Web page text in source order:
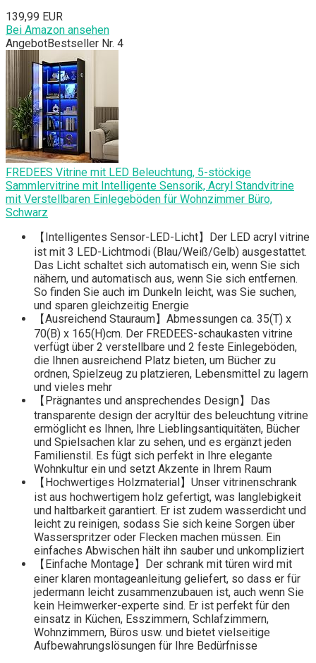
139,99 EUR
Bei Amazon ansehen
AngebotBestseller Nr. 4
FREDEES Vitrine mit LED Beleuchtung, 5-stöckige
Sammlervitrine mit Intelligente Sensorik, Acryl Standvitrine
mit Verstellbaren Einlegeböden für Wohnzimmer Büro,
Schwarz
【Intelligentes Sensor-LED-Licht】Der LED acryl vitrine
ist mit 3 LED-Lichtmodi (Blau/Weiß/Gelb) ausgestattet.
Das Licht schaltet sich automatisch ein, wenn Sie sich
nähern, und automatisch aus, wenn Sie sich entfernen.
So finden Sie auch im Dunkeln leicht, was Sie suchen,
und sparen gleichzeitig Energie
【Ausreichend Stauraum】Abmessungen ca. 35(T) x
70(B) x 165(H)cm. Der FREDEES-schaukasten vitrine
verfügt über 2 verstellbare und 2 feste Einlegeböden,
die Ihnen ausreichend Platz bieten, um Bücher zu
ordnen, Spielzeug zu platzieren, Lebensmittel zu lagern
und vieles mehr
【Prägnantes und ansprechendes Design】Das
transparente design der acryltür des beleuchtung vitrine
ermöglicht es Ihnen, Ihre Lieblingsantiquitäten, Bücher
und Spielsachen klar zu sehen, und es ergänzt jeden
Familienstil. Es fügt sich perfekt in Ihre elegante
Wohnkultur ein und setzt Akzente in Ihrem Raum
【Hochwertiges Holzmaterial】Unser vitrinenschrank
ist aus hochwertigem holz gefertigt, was langlebigkeit
und haltbarkeit garantiert. Er ist zudem wasserdicht und
leicht zu reinigen, sodass Sie sich keine Sorgen über
Wasserspritzer oder Flecken machen müssen. Ein
einfaches Abwischen hält ihn sauber und unkompliziert
【Einfache Montage】Der schrank mit türen wird mit
einer klaren montageanleitung geliefert, so dass er für
jedermann leicht zusammenzubauen ist, auch wenn Sie
kein Heimwerker-experte sind. Er ist perfekt für den
einsatz in Küchen, Esszimmern, Schlafzimmern,
Wohnzimmern, Büros usw. und bietet vielseitige
Aufbewahrungslösungen für Ihre Bedürfnisse